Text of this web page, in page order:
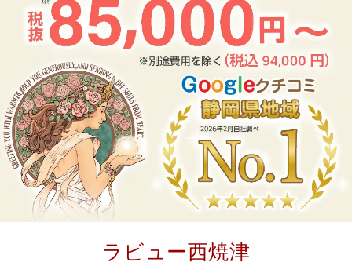
ラビュー西焼津